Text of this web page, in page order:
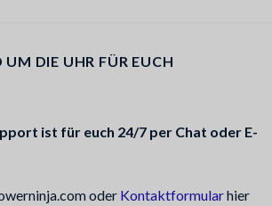
DIE UHR FÜR EUCH
ist für euch 24/7 per Chat oder E-
oder Kontaktformularhier